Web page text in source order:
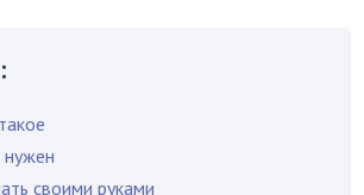
нужен
своими руками